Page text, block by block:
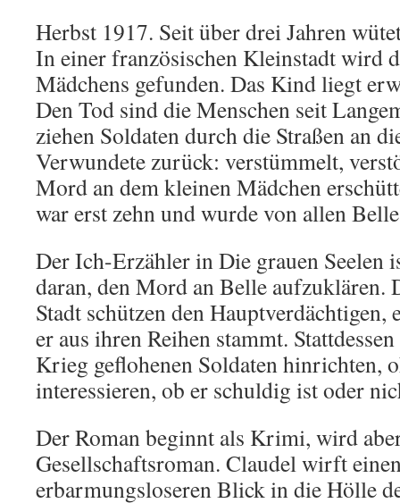
Herbst 1917. Seit über drei Jahren
In einer französischen Kleinstadt wird
Mädchens gefunden. Das Kind liegt
Den Tod sind die Menschen seit
ziehen Soldaten durch die Straßen an
Verwundete zurück: verstümmelt,
Mord an dem kleinen Mädchen
war erst zehn und wurde von allen
Der Ich-Erzähler in Die grauen
daran, den Mord an Belle aufzuklären.
Stadt schützen den Hauptverdächtigen,
er aus ihren Reihen stammt.
Krieg geflohenen Soldaten hinrichten,
interessieren, ob er schuldig ist oder
Der Roman beginnt als Krimi, wird
Gesellschaftsroman. Claudel wirft
erbarmungsloseren Blick in die Hölle